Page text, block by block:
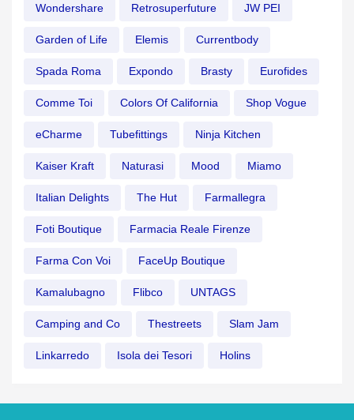
Wondershare Retrosuperfuture JW PEI
Garden of Life Elemis Currentbody
Spada Roma Expondo Brasty Eurofides
Comme Toi Colors Of California Shop Vogue
eCharme Tubefittings Ninja Kitchen
Kaiser Kraft Naturasi Mood Miamo
Italian Delights The Hut Farmallegra
Foti Boutique Farmacia Reale Firenze
Farma Con Voi FaceUp Boutique
Kamalubagno Flibco UNTAGS
Camping and Co Thestreets Slam Jam
Linkarredo Isola dei Tesori Holins